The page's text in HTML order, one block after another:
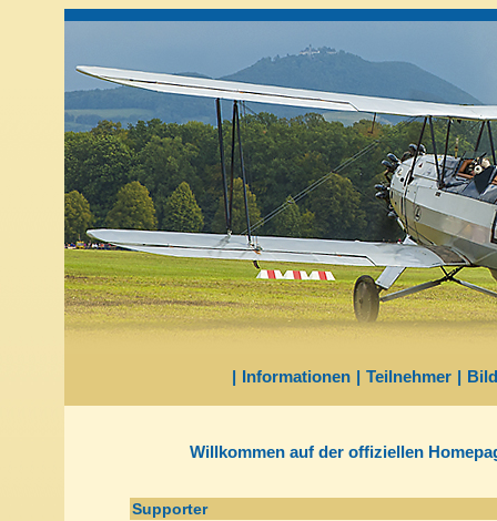
| Informationen | Teilnehmer |
Willkommen auf der offiziellen
Supporter